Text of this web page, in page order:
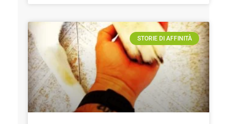
STORIE DI AFFINITÀ